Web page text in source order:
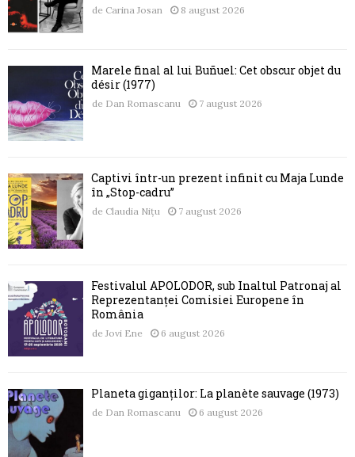
de Carina Josan 8 august 2026
Marele final al lui Buñuel: Cet obscur objet du
désir (1977)
de Dan Romascanu 7 august 2026
Captivi într-un prezent infinit cu Maja Lunde
în „Stop-cadru”
de Claudia Nițu 7 august 2026
Festivalul APOLODOR, sub Înaltul Patronaj al
Reprezentanței Comisiei Europene în
România
de Jovi Ene 6 august 2026
Planeta giganților: La planète sauvage (1973)
de Dan Romascanu 6 august 2026